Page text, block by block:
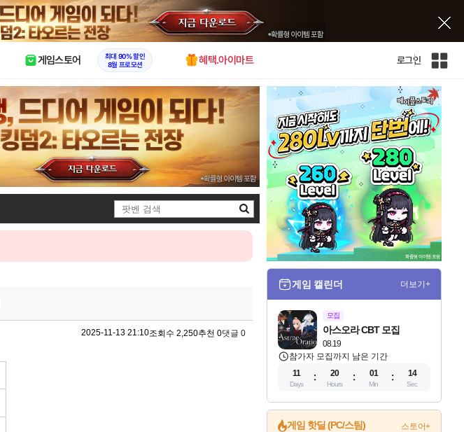
X
게임스토어
최대 90% 할인
8월 프로모션
혜택.아이마트 로그인
인
전
체
사
이
검
색
2025-11-13 21:10조회수 2,250추천 0댓글 0
게임 캘린더 더보기+
모집
08.19
아스오라 CBT 모집
참가자 모집까지 남은 기간
11
Days
20
Hours
01
Min
13
Sec
게임 핫딜 (PC/스팀) 스토어+